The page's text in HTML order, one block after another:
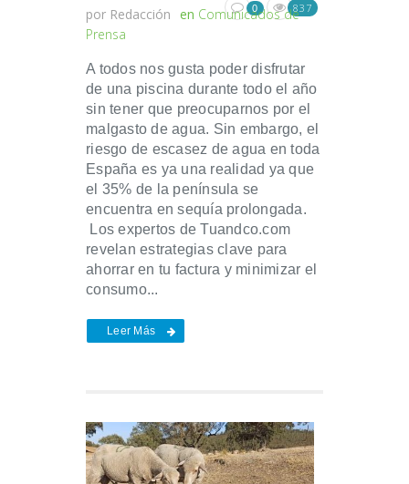
por Redacción en Comunicados de
Prensa
0 837
A todos nos gusta poder disfrutar
de una piscina durante todo el año
sin tener que preocuparnos por el
malgasto de agua. Sin embargo, el
riesgo de escasez de agua en toda
España es ya una realidad ya que
el 35% de la península se
encuentra en sequía prolongada.
Los expertos de Tuandco.com
revelan estrategias clave para
ahorrar en tu factura y minimizar el
consumo...
Leer Más